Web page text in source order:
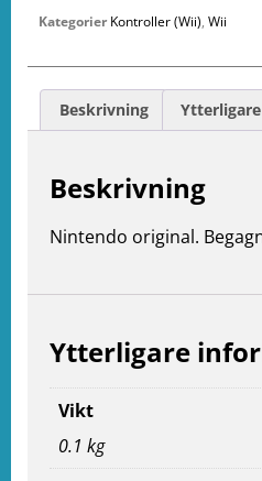
Kategorier Kontroller (Wii), Wii
Beskrivning
Beskrivning
Nintendo original.
Ytterligare
Vikt
0.1 kg